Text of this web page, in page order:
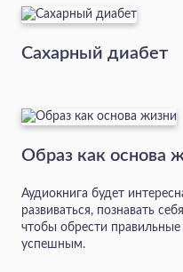
Сахарный диабет
Образ как основа
Аудиокнига будет
развиваться, познавать
чтобы обрести
успешным.